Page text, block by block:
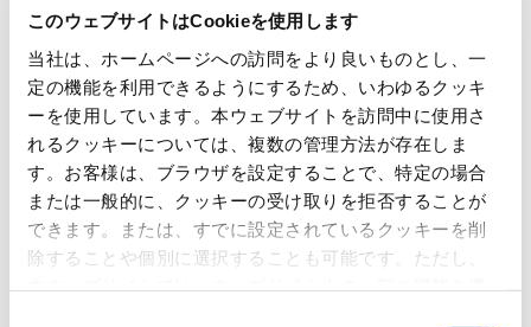
このウェブサイトはCookieを使用します
当社は、ホームページへの訪問をより良いものとし、一
定の機能を利用できるようにするため、いわゆるクッキ
ーを使用しています。本ウェブサイトを訪問中に使用さ
れるクッキーについては、複数の管理方法が存在しま
す。お客様は、ブラウザを設定することで、特定の場合
または一般的に、クッキーの受け取りを拒否することが
できます。または、すでに設定されているクッキーを削
除することや個別に選択することも可能です。ただし、
Website
We are pleased to announce the renewal of the "Sustainability" section of our
website.
The renewed website is structured to make it easier to find information on the
group's sustainable management initiatives, and provides detailed explanations
of the status of these initiatives in the areas of the environment, society, human
resources, and governance.